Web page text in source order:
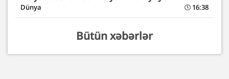
Dünya 16:38
Bütün xəbərlər